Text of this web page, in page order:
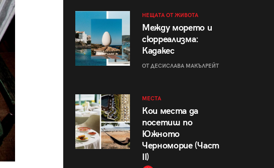
НЕЩАТА ОТ ЖИВОТА
Между морето и
сюрреализма:
Кадакес
ОТ ДЕСИСЛАВА МАКЪЛРЕЙТ
МЕСТА
Кои места да
посетиш по
Южното
Черноморие (Част
II)